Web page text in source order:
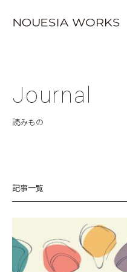
Journal
読みもの
記事一覧